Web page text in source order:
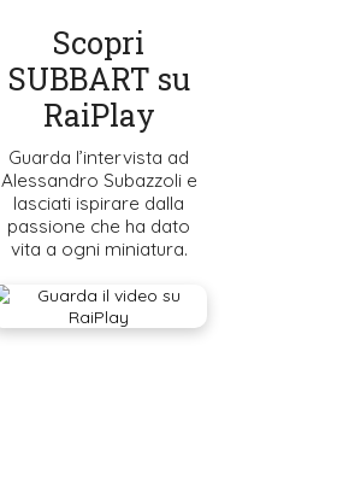
Scopri
SUBBART su
RaiPlay
Guarda l’intervista ad
Alessandro Subazzoli e
lasciati ispirare dalla
passione che ha dato
vita a ogni miniatura.